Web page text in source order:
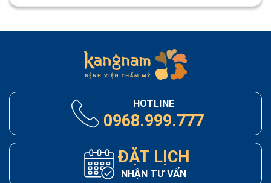
HOTLINE
0968.999.777
ĐẶT LỊCH
NHẬN TƯ VẤN